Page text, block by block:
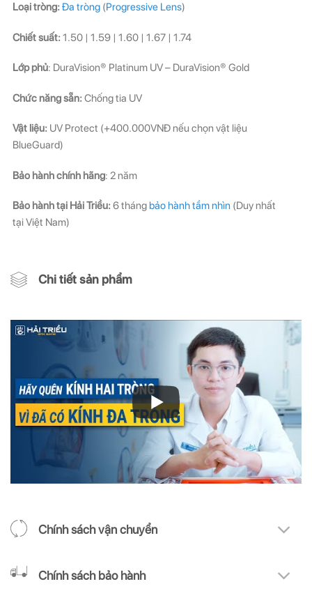
Loại tròng:Đa tròng (Progressive Lens)
Chiết suất:1.50 | 1.59 | 1.60 | 1.67 | 1.74
Lớp phủ: DuraVision® Platinum UV – DuraVision® Gold
Chức năng sẵn:Chống tia UV
Vật liệu: UV Protect (+400.000VNĐ nếu chọn vật liệu
BlueGuard)
Bảo hành chính hãng: 2 năm
Bảo hành tại Hải Triều:6 tháng bảo hành tầm nhìn (Duy nhất
tại Việt Nam)
Chi tiết sản phẩm
Chính sách vận chuyển
Chính sách bảo hành